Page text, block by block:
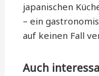
japanischen
– ein
auf keinen Fall
Auch